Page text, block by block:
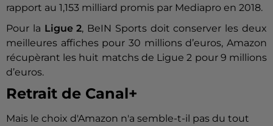
rapport au 1,153 milliard promis par Mediapro en 2018.
Pour la Ligue 2, BeIN Sports doit conserver les deux
meilleures affiches pour 30 millions d’euros, Amazon
récupèrant les huit matchs de Ligue 2 pour 9 millions
d’euros.
Retrait de Canal+
Mais le choix d'Amazon n'a semble-t-il pas du tout